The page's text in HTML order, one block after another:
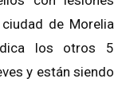
de Morelia
los otros 5
y están siendo